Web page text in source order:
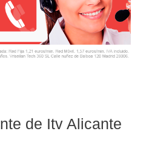
de Itv Alicante